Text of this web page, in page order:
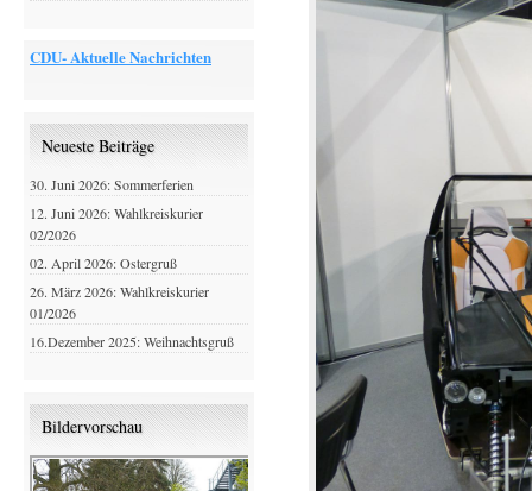
CDU- Aktuelle Nachrichten
Neueste Beiträge
30. Juni 2026: Sommerferien
12. Juni 2026: Wahlkreiskurier
02/2026
02. April 2026: Ostergruß
26. März 2026: Wahlkreiskurier
01/2026
16.Dezember 2025: Weihnachtsgruß
Bildervorschau